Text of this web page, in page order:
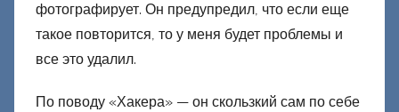
фотографирует. Он предупредил, что если еще
такое повторится, то у меня будет проблемы и
все это удалил.
По поводу «Хакера» — он скользкий сам по себе